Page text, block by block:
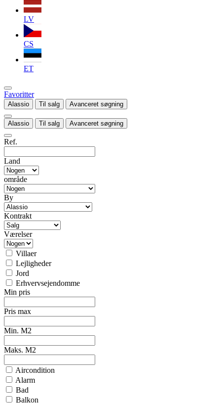
LV
CS
ET
Favoritter
Alassio Til salg Avanceret søgning
Alassio Til salg Avanceret søgning
Ref.
Land
område
By
Kontrakt
Værelser
Villaer
Lejligheder
Jord
Erhvervsejendomme
Min pris
Pris max
Min. M2
Maks. M2
Aircondition
Alarm
Bad
Balkon